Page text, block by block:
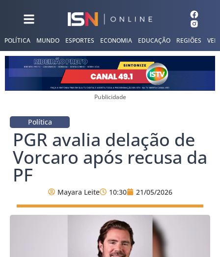
POLÍTICA MUNDO ESPORTES ECONOMIA EDUCAÇÃO REGIÕES
Publicidade
Política
PGR avalia delação de
Vorcaro após recusa da
PF
Mayara Leite 10:30 21/05/2026